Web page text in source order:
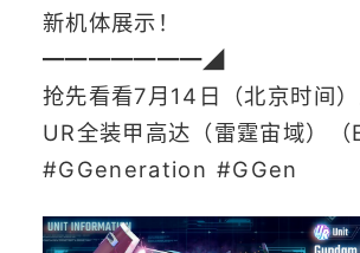
新机体展示！
━━━━━━━◢
抢先看看7月14日（北京时间
UR全装甲高达（雷霆宙域）（
#GGeneration #GGen